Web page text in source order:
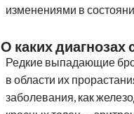
изменениями в
О каких диагнозах
Редкие выпадающие
в области их
заболевания, как